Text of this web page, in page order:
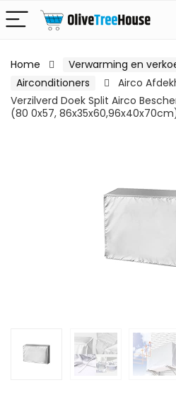
Home
Verwarming en
Airconditioners
Airco
Verzilverd Doek Split Airco
(80 0x57,